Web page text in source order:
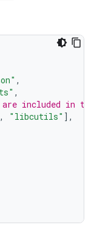
,
,
included in the
, "libcutils" ],